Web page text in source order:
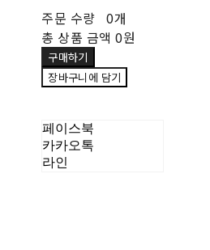
주문 수량 0개
총 상품 금액 0원
구매하기
장바구니에 담기
페이스북
카카오톡
라인